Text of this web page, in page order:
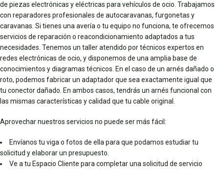
de piezas electrónicas y eléctricas para vehículos de ocio. Trabajamos
con reparadores profesionales de autocaravanas, furgonetas y
caravanas. Si tienes una avería o tu equipo no funciona, te ofrecemos
servicios de reparación o reacondicionamiento adaptados a tus
necesidades. Tenemos un taller atendido por técnicos expertos en
redes electrónicas de ocio, y disponemos de una amplia base de
conocimientos y diagramas técnicos. En el caso de un arnés dañado o
roto, podemos fabricar un adaptador que sea exactamente igual que
tu conector dañado. En ambos casos, tendrás un arnés funcional con
las mismas características y calidad que tu cable original.
Aprovechar nuestros servicios no puede ser más fácil:
Envíanos tu viga o fotos de ella para que podamos estudiar tu
solicitud y elaborar un presupuesto.
Ve a tu Espacio Cliente para completar una solicitud de servicio